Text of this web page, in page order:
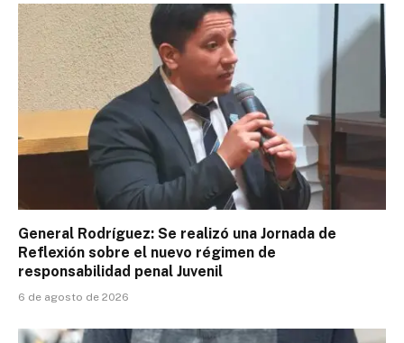
General Rodríguez: Se realizó una Jornada de
Reflexión sobre el nuevo régimen de
responsabilidad penal Juvenil
6 de agosto de 2026